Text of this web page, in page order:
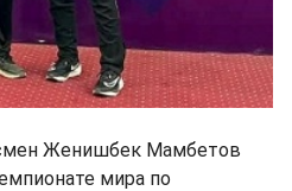
Женишбек Мамбетов
мира по